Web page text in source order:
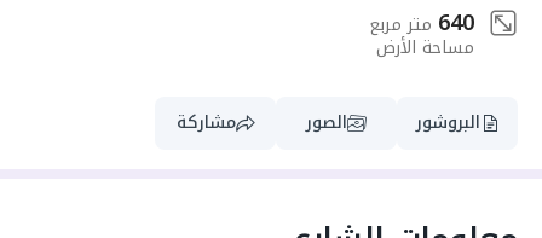
640 متر مربع
مساحة الأرض
البروشور الصور مشاركة